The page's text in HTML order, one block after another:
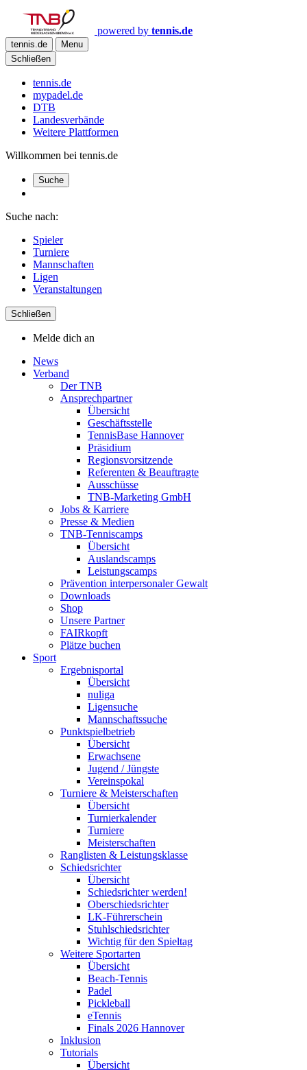
powered by tennis.de
tennis.de
Menu
Schließen
tennis.de
mypadel.de
DTB
Landesverbände
Weitere Plattformen
Willkommen bei tennis.de
Suche
Suche nach:
Spieler
Turniere
Mannschaften
Ligen
Veranstaltungen
Schließen
Melde dich an
News
Verband
Der TNB
Ansprechpartner
Übersicht
Geschäftsstelle
TennisBase Hannover
Präsidium
Regionsvorsitzende
Referenten & Beauftragte
Ausschüsse
TNB-Marketing GmbH
Jobs & Karriere
Presse & Medien
TNB-Tenniscamps
Übersicht
Auslandscamps
Leistungscamps
Prävention interpersonaler Gewalt
Downloads
Shop
Unsere Partner
FAIRkopft
Plätze buchen
Sport
Ergebnisportal
Übersicht
nuliga
Ligensuche
Mannschaftssuche
Punktspielbetrieb
Übersicht
Erwachsene
Jugend / Jüngste
Vereinspokal
Turniere & Meisterschaften
Übersicht
Turnierkalender
Turniere
Meisterschaften
Ranglisten & Leistungsklasse
Schiedsrichter
Übersicht
Schiedsrichter werden!
Oberschiedsrichter
LK-Führerschein
Stuhlschiedsrichter
Wichtig für den Spieltag
Weitere Sportarten
Übersicht
Beach-Tennis
Padel
Pickleball
eTennis
Finals 2026 Hannover
Inklusion
Tutorials
Übersicht